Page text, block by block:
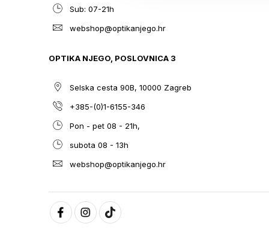
Sub: 07-21h
webshop@optikanjego.hr
OPTIKA NJEGO, POSLOVNICA 3
Selska cesta 90B, 10000 Zagreb
+385-(0)1-6155-346
Pon - pet 08 - 21h,
subota 08 - 13h
webshop@optikanjego.hr